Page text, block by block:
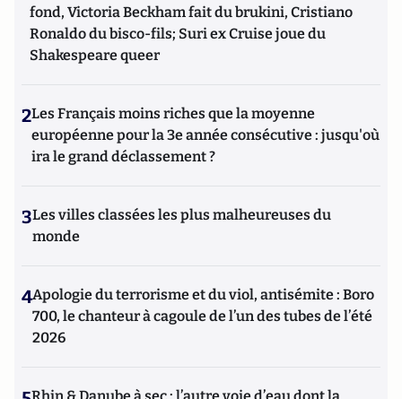
fond, Victoria Beckham fait du brukini, Cristiano
Ronaldo du bisco-fils; Suri ex Cruise joue du
Shakespeare queer
2Les Français moins riches que la moyenne
européenne pour la 3e année consécutive : jusqu'où
ira le grand déclassement ?
3Les villes classées les plus malheureuses du
monde
4Apologie du terrorisme et du viol, antisémite : Boro
700, le chanteur à cagoule de l’un des tubes de l’été
2026